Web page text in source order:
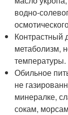
водно-
Контрастный
метаболизм,
температуры.
Обильное
не
минералке,
сокам,